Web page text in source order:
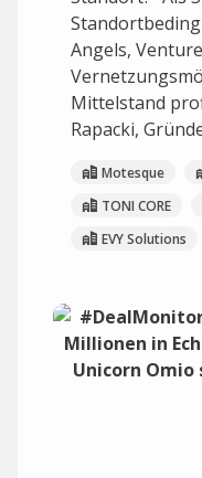
Angels,
Mittelstand
Rapacki,
Motesque
TONI CORE
EVY Solutions